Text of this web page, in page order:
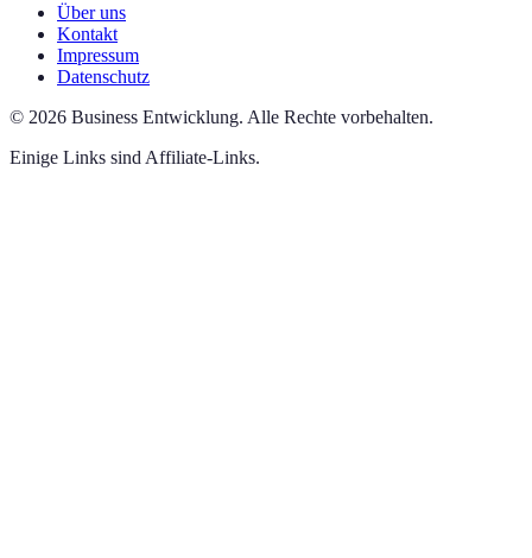
Über uns
Kontakt
Impressum
Datenschutz
© 2026 Business Entwicklung. Alle Rechte vorbehalten.
Einige Links sind Affiliate-Links.